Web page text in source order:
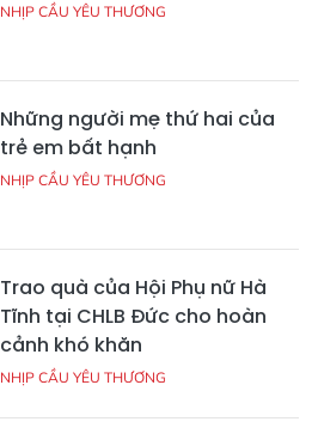
NHỊP CẦU YÊU THƯƠNG
Những người mẹ thứ hai của
trẻ em bất hạnh
NHỊP CẦU YÊU THƯƠNG
Trao quà của Hội Phụ nữ Hà
Tĩnh tại CHLB Đức cho hoàn
cảnh khó khăn
NHỊP CẦU YÊU THƯƠNG